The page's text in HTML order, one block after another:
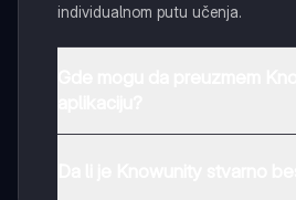
individualnom putu učenja.